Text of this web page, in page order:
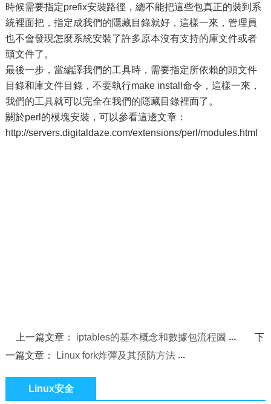
時候需要指定prefix安裝路徑，總不能把這些包真正的裝到系
統裡面把，指定成我們的隱藏目錄就好，這樣一來，管理員
也不會發現怎麼系統安裝了許多原本沒有支持的庫文件或者
頭文件了。
最後一步，當編譯我們的工具時，需要指定所依賴的頭文件
目錄和庫文件目錄，不要執行make install命令，這樣一來，
我們的工具就可以完全在我們的隱藏目錄裡面了。
關於perl的模塊安裝，可以參看這邊文章：
http://servers.digitaldaze.com/extensions/perl/modules.html
上一篇文章： iptables的基本概念和數據包流程圖
下
一篇文章：
Linux fork炸彈及其預防方法
Linux安全